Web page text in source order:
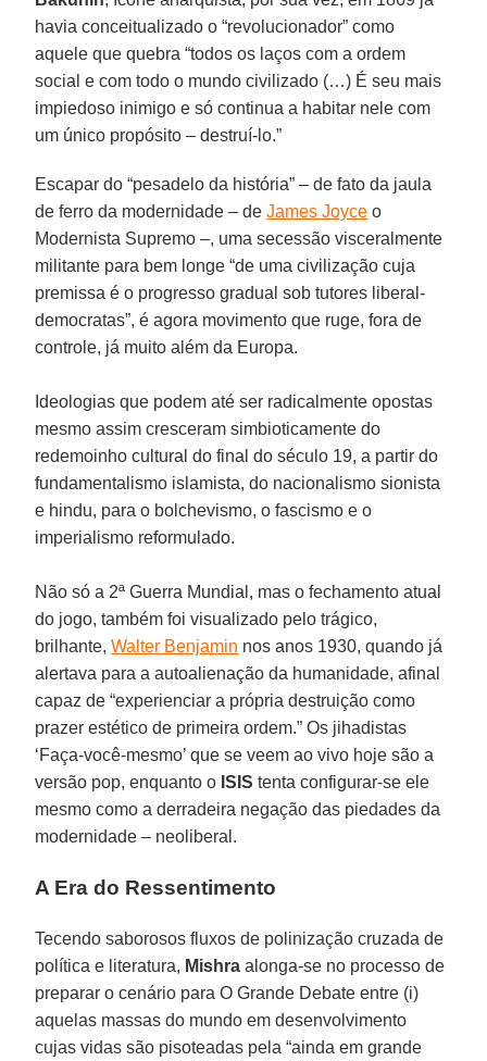
havia conceitualizado o “revolucionador” como
aquele que quebra “todos os laços com a ordem
social e com todo o mundo civilizado (…) É seu mais
impiedoso inimigo e só continua a habitar nele com
um único propósito – destruí-lo.”
Escapar do “pesadelo da história” – de fato da jaula
de ferro da modernidade – deJames Joyce o
Modernista Supremo –, uma secessão visceralmente
militante para bem longe “de uma civilização cuja
premissa é o progresso gradual sob tutores liberal-
democratas”, é agora movimento que ruge, fora de
controle, já muito além da Europa.
Ideologias que podem até ser radicalmente opostas
mesmo assim cresceram simbioticamente do
redemoinho cultural do final do século 19, a partir do
fundamentalismo islamista, do nacionalismo sionista
e hindu, para o bolchevismo, o fascismo e o
imperialismo reformulado.
Não só a 2ª Guerra Mundial, mas o fechamento atual
do jogo, também foi visualizado pelo trágico,
brilhante,Walter Benjamin nos anos 1930, quando já
alertava para a autoalienação da humanidade, afinal
capaz de “experienciar a própria destruição como
prazer estético de primeira ordem.” Os jihadistas
‘Faça-você-mesmo’ que se veem ao vivo hoje são a
versão pop, enquanto o ISIS tenta configurar-se ele
mesmo como a derradeira negação das piedades da
modernidade – neoliberal.
A Era do Ressentimento
Tecendo saborosos fluxos de polinização cruzada de
política e literatura, Mishra alonga-se no processo de
preparar o cenário para O Grande Debate entre (i)
aquelas massas do mundo em desenvolvimento
cujas vidas são pisoteadas pela “ainda em grande